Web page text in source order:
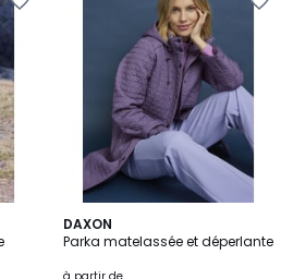
DAXON
Parka matelassée et déperlante
3,8
/ 5
3
Couleurs